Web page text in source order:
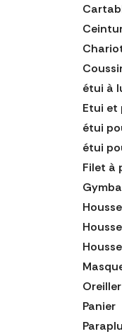
étui à
Etui et
étui
étui
Filet à
Panier